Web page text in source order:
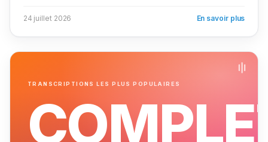
24 juillet 2026 En savoir plus
TRANSCRIPTIONS LES PLUS POPULAIRES